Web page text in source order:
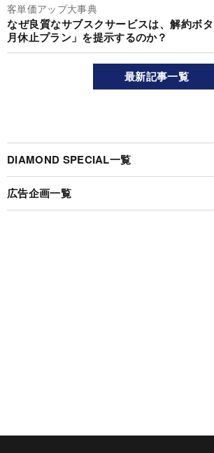
客単価アップ大事典
なぜ良質なサブスクサービスは、解約ボ
月休止プラン」を提示するのか？
最新記事一覧
DIAMOND SPECIAL一覧
広告企画一覧